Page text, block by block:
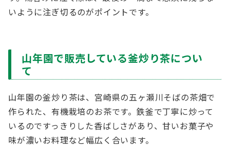
いように注ぎ切るのがポイントです。
山年園で販売している釜炒り茶につい
て
山年園の釜炒り茶は、宮崎県の五ヶ瀬川そばの茶畑で
作られた、有機栽培のお茶です。鉄釜で丁寧に炒って
いるのですっきりした香ばしさがあり、甘いお菓子や
味が濃いお料理など幅広く合います。